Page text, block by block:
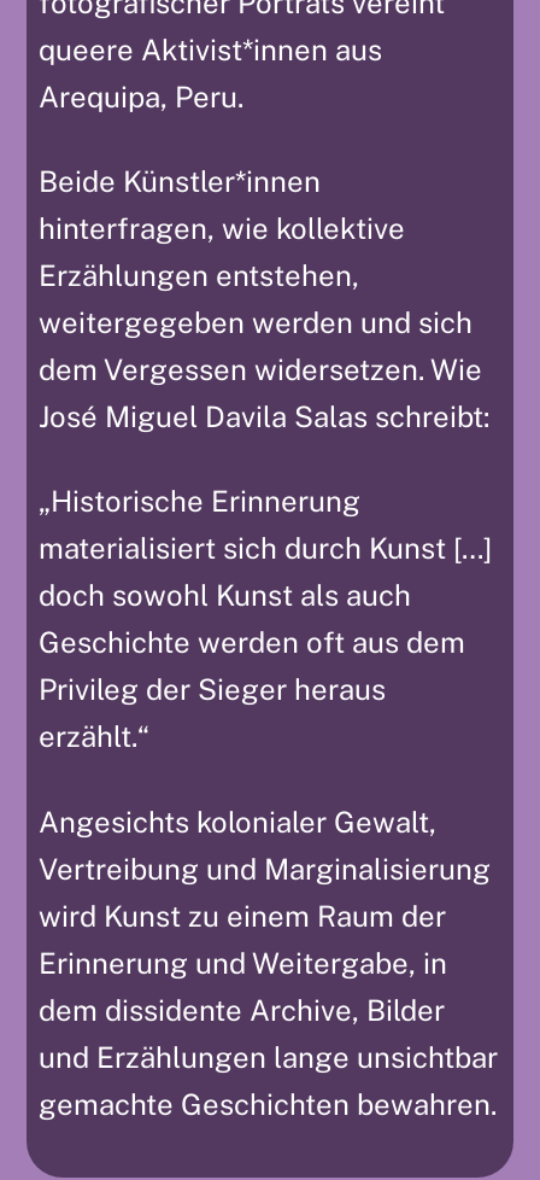
queere Aktivist*innen aus
Arequipa, Peru.
Beide Künstler*innen
hinterfragen, wie kollektive
Erzählungen entstehen,
weitergegeben werden und sich
dem Vergessen widersetzen. Wie
José Miguel Davila Salas schreibt:
„Historische Erinnerung
materialisiert sich durch Kunst […]
doch sowohl Kunst als auch
Geschichte werden oft aus dem
Privileg der Sieger heraus
erzählt.“
Angesichts kolonialer Gewalt,
Vertreibung und Marginalisierung
wird Kunst zu einem Raum der
Erinnerung und Weitergabe, in
dem dissidente Archive, Bilder
und Erzählungen lange unsichtbar
gemachte Geschichten bewahren.